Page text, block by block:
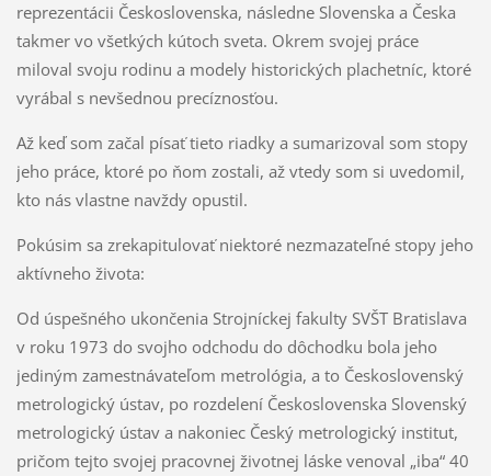
reprezentácii Československa, následne Slovenska a Česka
takmer vo všetkých kútoch sveta. Okrem svojej práce
miloval svoju rodinu a modely historických plachetníc, ktoré
vyrábal s nevšednou precíznosťou.
Až keď som začal písať tieto riadky a sumarizoval som stopy
jeho práce, ktoré po ňom zostali, až vtedy som si uvedomil,
kto nás vlastne navždy opustil.
Pokúsim sa zrekapitulovať niektoré nezmazateľné stopy jeho
aktívneho života:
Od úspešného ukončenia Strojníckej fakulty SVŠT Bratislava
v roku 1973 do svojho odchodu do dôchodku bola jeho
jediným zamestnávateľom metrológia, a to Československý
metrologický ústav, po rozdelení Československa Slovenský
metrologický ústav a nakoniec Český metrologický institut,
pričom tejto svojej pracovnej životnej láske venoval „iba“ 40